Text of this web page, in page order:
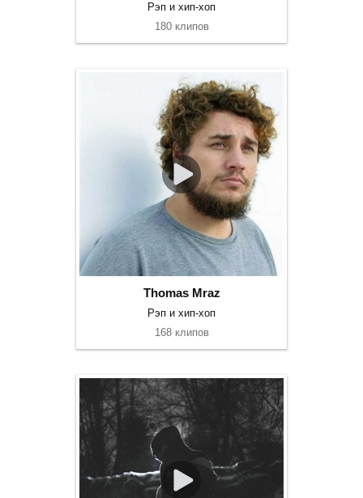
Рэп и хип-хоп
180 клипов
Thomas Mraz
Рэп и хип-хоп
168 клипов